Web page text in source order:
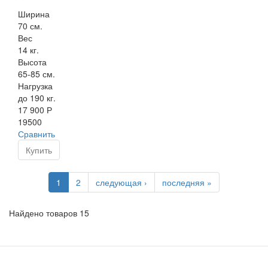
Ширина
70 см.
Вес
14 кг.
Высота
65-85 см.
Нагрузка
до 190 кг.
17 900 Р
19500
Сравнить
Купить
1 2 следующая › последняя »
Найдено товаров 15